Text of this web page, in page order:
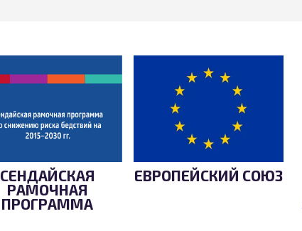
СЕНДАЙСКАЯ
РАМОЧНАЯ
ПРОГРАММА
ЕВРОПЕЙСКИЙ СОЮЗ